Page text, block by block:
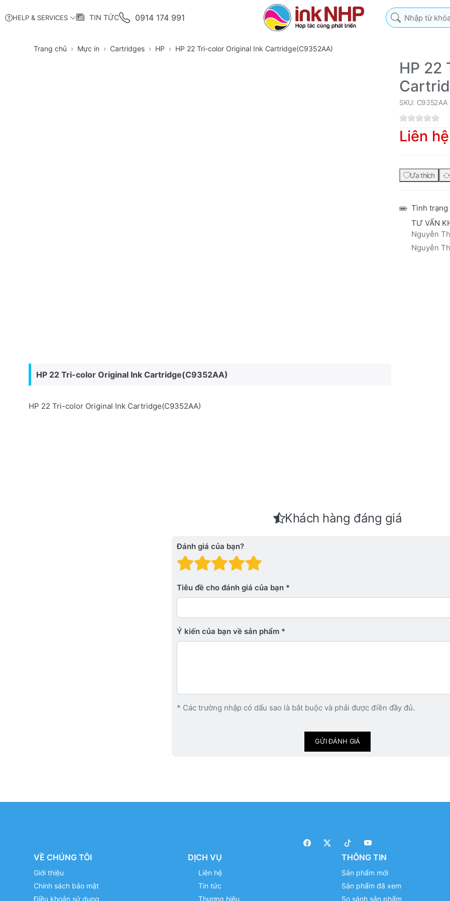
HELP & SERVICES TIN TỨC 0914 174 991
Nhập từ khóa tìm
Trang chủ Mực in Cartridges HP HP 22 Tri-color Original Ink Cartridge(C9352AA)
HP 22
SKU: C9352AA
Liên hệ
Ưa thích
Tình trạng
TƯ VẤN
Nguyễn
Nguyễn
HP 22 Tri-color Original Ink Cartridge(C9352AA)
HP 22 Tri-color Original Ink Cartridge(C9352AA)
Khách hàng đáng giá
Đánh giá của bạn?
Đánh giá: 4 trên 5 sao.
Đánh giá: 3 trên 5 sao.
Đánh giá: 2 trên 5 sao.
Đánh giá: 1 trên 5 sao. Xấu
Tiêu đề cho đánh giá của bạn
Ý kiến ​​của bạn về sản phẩm
* Các trường nhập có dấu sao là bắt buộc và phải được điền đầy đủ.
GỬI ĐÁNH GIÁ
VỀ CHÚNG TÔI
Giới thiệu
Chính sách bảo mật
Điều khoản sử dụng
DỊCH VỤ
Liên hệ
Tin tức
Thương hiệu
THÔNG TIN
Sản phẩm mới
Sản phẩm đã xem
So sánh sản phẩm